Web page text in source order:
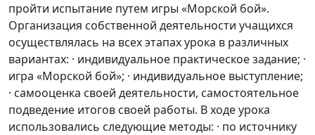
пройти испытание путем игры «Морской бой».
Организация собственной деятельности учащихся
осуществлялась на всех этапах урока в различных
вариантах: · индивидуальное практическое задание; ·
игра «Морской бой»; · индивидуальное выступление;
· самооценка своей деятельности, самостоятельное
подведение итогов своей работы. В ходе урока
использовались следующие методы: · по источнику